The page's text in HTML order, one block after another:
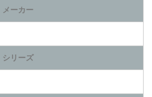
メーカー
シリーズ